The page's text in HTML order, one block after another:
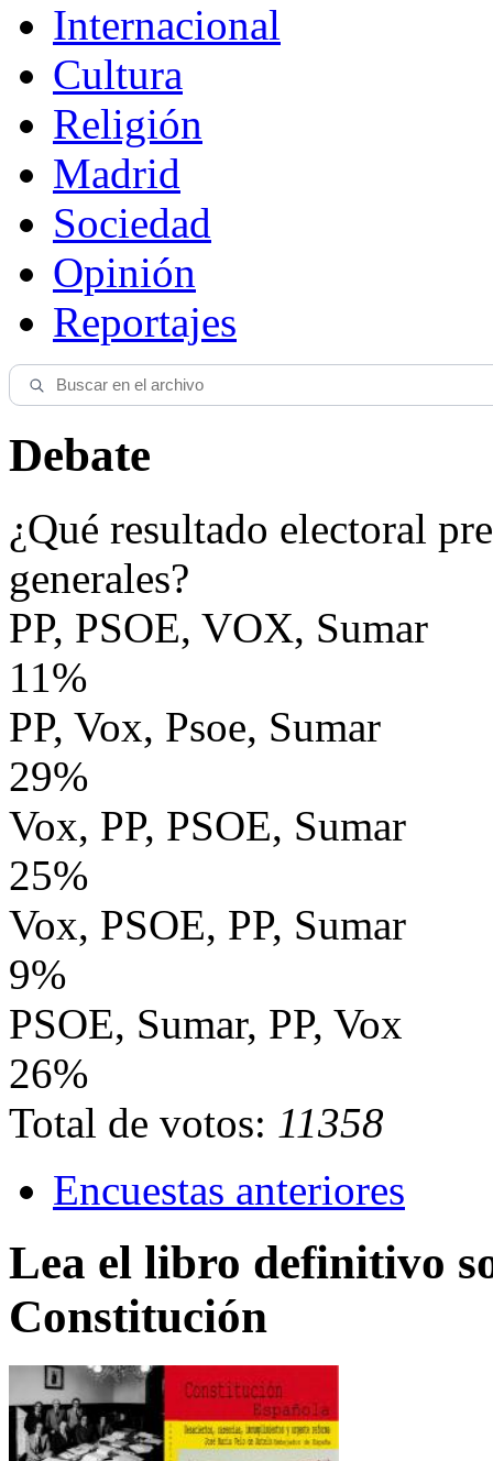
Internacional
Cultura
Religión
Madrid
Sociedad
Opinión
Reportajes
Debate
¿Qué resultado electoral
generales?
PP, PSOE, VOX, Sumar
11%
PP, Vox, Psoe, Sumar
29%
Vox, PP, PSOE, Sumar
25%
Vox, PSOE, PP, Sumar
9%
PSOE, Sumar, PP, Vox
26%
Total de votos: 11358
Encuestas anteriores
Lea el libro definitivo
Constitución